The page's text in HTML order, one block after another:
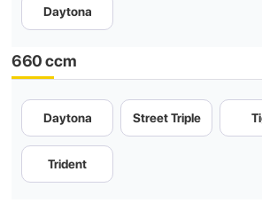
Daytona
660 ccm
Daytona Street Triple
Trident